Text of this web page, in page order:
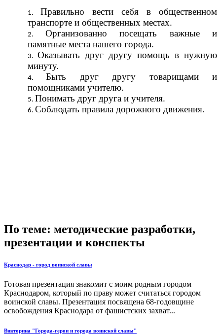
Правильно вести себя в общественном
транспорте и общественных местах.
Организованно посещать важные и
памятные места нашего города.
Оказывать друг другу помощь в нужную
минуту.
Быть друг другу товарищами и
помощниками учителю.
Понимать друг друга и учителя.
Соблюдать правила дорожного движения.
По теме: методические разработки,
презентации и конспекты
Краснодар - город воинской славы
Готовая презентация знакомит с моим родным городом
Краснодаром, который по праву может считаться городом
воинской славы. Презентация посвящена 68-годовщине
освобождения Краснодара от фашистских захват...
Викторина "Города-герои и города воинской славы"